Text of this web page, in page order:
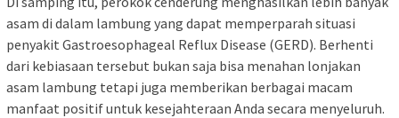
asam di dalam lambung yang dapat memperparah situasi
penyakit Gastroesophageal Reflux Disease (GERD). Berhenti
dari kebiasaan tersebut bukan saja bisa menahan lonjakan
asam lambung tetapi juga memberikan berbagai macam
manfaat positif untuk kesejahteraan Anda secara menyeluruh.